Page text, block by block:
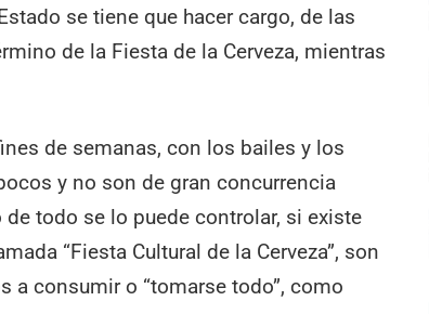
se tiene que hacer cargo, de las
de la Fiesta de la Cerveza, mientras
de semanas, con los bailes y los
y no son de gran concurrencia
todo se lo puede controlar, si existe
“Fiesta Cultural de la Cerveza”, son
a consumir o “tomarse todo”, como